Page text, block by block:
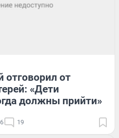
отговорил от
«Дети
должны прийти»
19